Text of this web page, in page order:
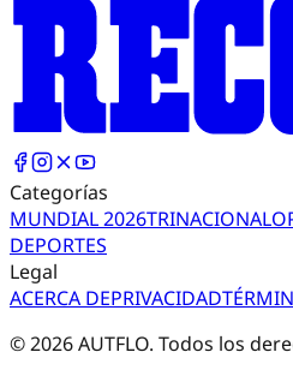
Categorías
MUNDIAL 2026TRINACIONAL
DEPORTES
Legal
ACERCA DEPRIVACIDAD
©2026AUTFLO. Todos los